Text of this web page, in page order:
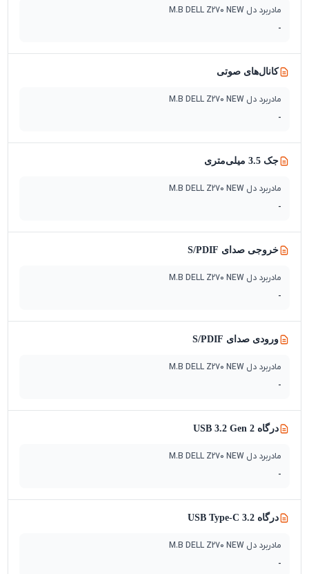
مادربرد دل M.B DELL Z270 NEW
-
کانال‌های صوتی
مادربرد دل M.B DELL Z270 NEW
-
جک 3.5 میلی‌متری
مادربرد دل M.B DELL Z270 NEW
-
خروجی صدای S/PDIF
مادربرد دل M.B DELL Z270 NEW
-
ورودی صدای S/PDIF
مادربرد دل M.B DELL Z270 NEW
-
درگاه USB 3.2 Gen 2
مادربرد دل M.B DELL Z270 NEW
-
درگاه 3.2 USB Type-C
مادربرد دل M.B DELL Z270 NEW
-